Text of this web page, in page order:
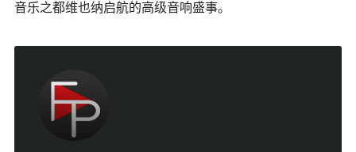
音乐之都维也纳启航的高级音响盛事。